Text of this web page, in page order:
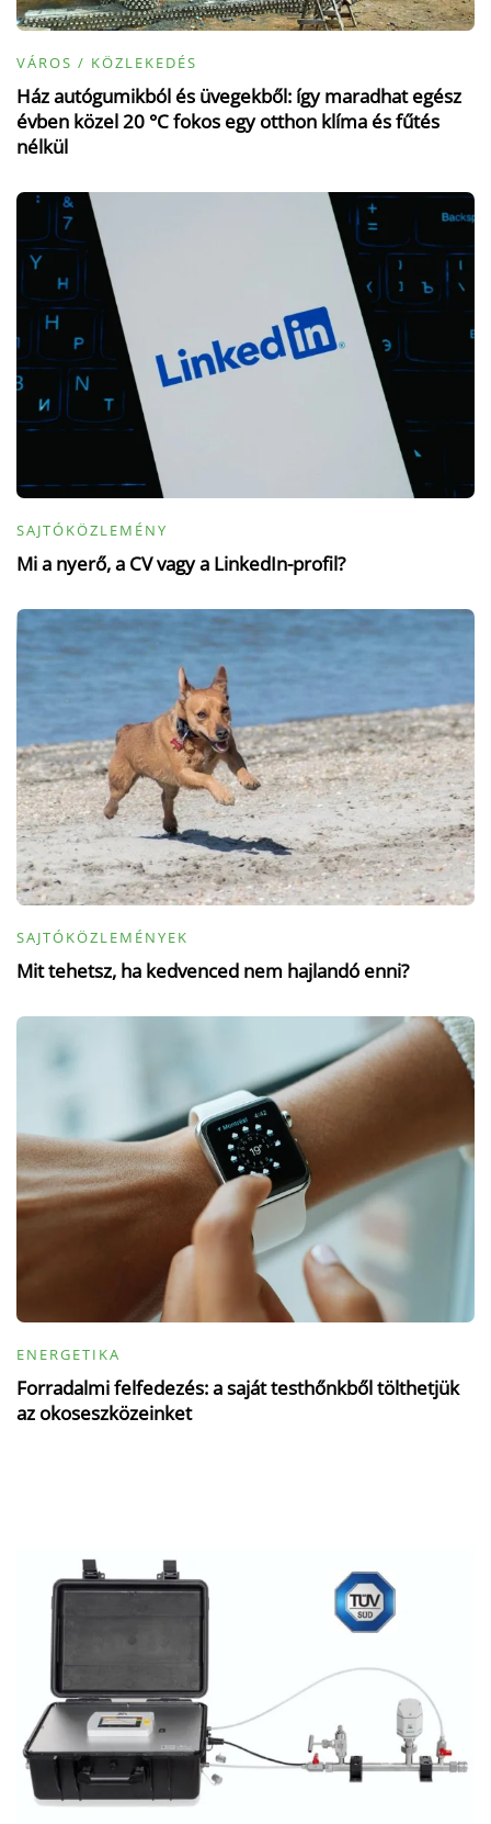
VÁROS / KÖZLEKEDÉS
Ház autógumikból és üvegekből: így maradhat egész
évben közel 20 °C fokos egy otthon klíma és fűtés
nélkül
SAJTÓKÖZLEMÉNY
Mi a nyerő, a CV vagy a LinkedIn-profil?
SAJTÓKÖZLEMÉNYEK
Mit tehetsz, ha kedvenced nem hajlandó enni?
ENERGETIKA
Forradalmi felfedezés: a saját testhőnkből tölthetjük
az okoseszközeinket